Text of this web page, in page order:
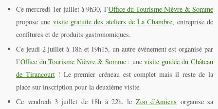
Ce mercredi 1er juillet à 9h30, l’Office du Tourisme Nièvre & Somme
propose une visite gratuite des ateliers de La Chambre, entreprise de
confitures et de produits gastronomiques.
Ce jeudi 2 juillet à 18h et 19h15, un autre événement est organisé par
l’Office du Tourisme Nièvre & Somme: unevisite guidée du Château
de Tirancourt! Le premier créneau est complet mais il reste de la
place sur inscription pour la deuxième visite.
Ce vendredi 3 juillet de 18h à 22h, le Zoo d’Amiens organise sa